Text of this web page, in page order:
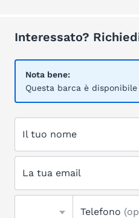
Interessato?
Nota bene:
Questa barca è
Il tuo nome
La tua email
Telefono